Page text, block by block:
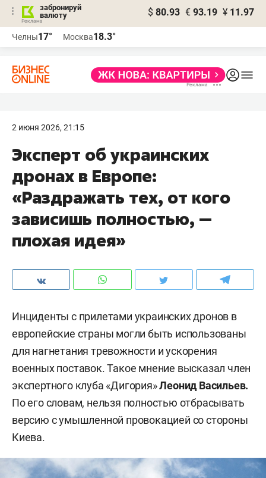
забронируй
валюту
$ 80.93 € 93.19 ¥ 11.97
Челны17° Москва18.3°
2 июня 2026, 21:15
Эксперт об украинских
дронах в Европе:
«Раздражать тех, от кого
зависишь полностью, —
плохая идея»
Инциденты с прилетами украинских дронов в
европейские страны могли быть использованы
для нагнетания тревожности и ускорения
военных поставок. Такое мнение высказал член
экспертного клуба «Дигория»Леонид Васильев.
По его словам, нельзя полностью отбрасывать
версию с умышленной провокацией со стороны
Киева.